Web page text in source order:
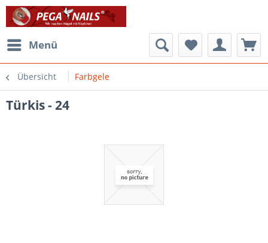
Menü
Übersicht Farbgele
Türkis - 24